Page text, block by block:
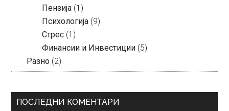
Пензија (1)
Психологија (9)
Стрес (1)
Финансии и Инвестиции (5)
Разно (2)
ПОСЛЕДНИ КОМЕНТАРИ